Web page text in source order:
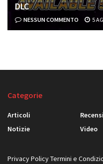
DLC
NESSUN COMMENTO 5
Categorie
Articoli
Notizie
Video
Privacy PolicyTermini e